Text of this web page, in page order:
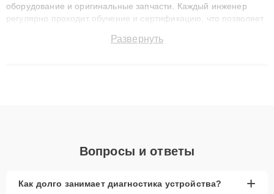
оборудование и оригинальные запчасти. Каждый инженер
регулярно проходит обучение и сертификацию, что позволяет
технику с сохранением гарантии до 3 лет. Наши мастера
Развернуть
Вопросы и ответы
Как долго занимает диагностика устройства? +